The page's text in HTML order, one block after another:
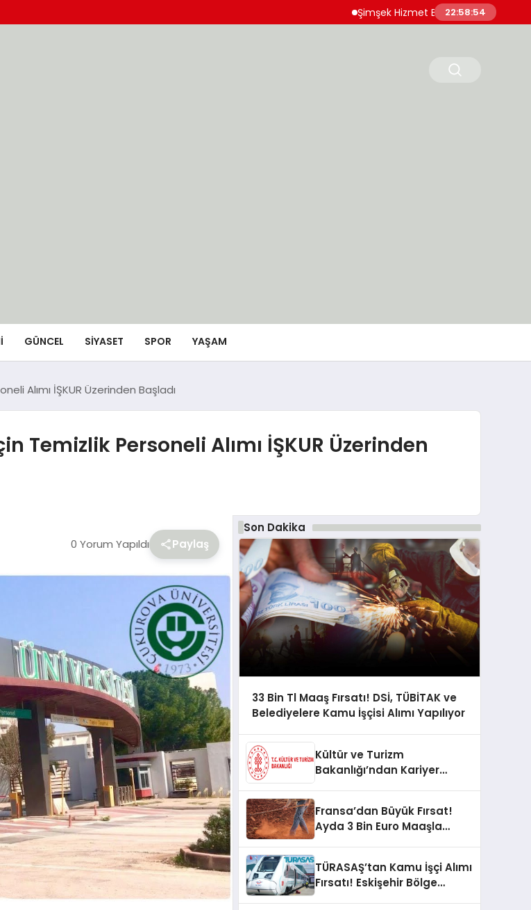
Şimşek Hizmet Enflasyonunda Katılığın
22:58:55
GÜNCEL SIYASET SPOR YAŞAM
Alımı İŞKUR Üzerinden Başladı
Personeli Alımı İŞKUR Üzerinden
0 Yorum Yapıldı Paylaş
Son Dakika
33 Bin Tl Maaş Fırsatı! DSİ, TÜBİTAK ve
Belediyelere Kamu İşçisi Alımı Yapılıyor
Kültür ve Turizm
Bakanlığı’ndan Kariyer
Açıldı!
Fransa’dan Büyük Fırsat!
Ayda 3 Bin Euro Maaşla
TÜRASAŞ’tan Kamu İşçi Alımı
Fırsatı! Eskişehir Bölge